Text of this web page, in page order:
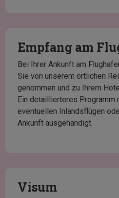
Empfang am
Bei Ihrer Ankunft am
Sie von unserem örtlichen
genommen und zu Ihrem
Ein detaillierteres Programm
eventuellen Inlandsflügen
Ankunft ausgehändigt.
Visum